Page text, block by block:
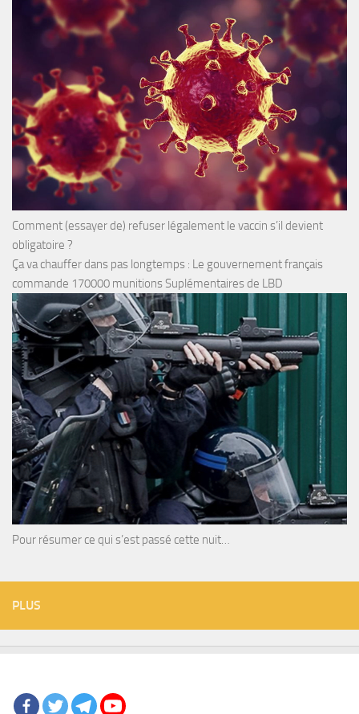
Comment (essayer de) refuser légalement le vaccin s’il devient
obligatoire ?
Ça va chauffer dans pas longtemps : Le gouvernement français
commande 170000 munitions Suplémentaires de LBD
Pour résumer ce qui s’est passé cette nuit…
PLUS